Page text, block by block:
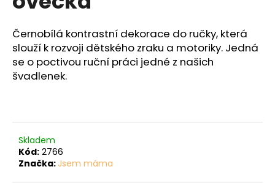
z
hvězdiček.
Černobílá kontrastní dekorace do ručky, která
slouží k rozvoji dětského zraku a motoriky. Jedná
se o poctivou ruční práci jedné z našich
švadlenek.
Skladem
Kód: 2766
Značka: Jsem máma
j
e
m
e